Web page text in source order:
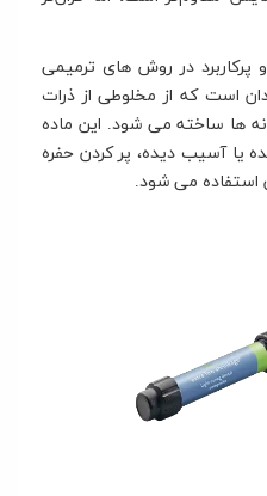
پرکاربرد در روش های ترمیمی
است که از مخلوطی از ذرات
ها ساخته می شود. این ماده
یا آسیب دیده، پر کردن حفره
استفاده می شود.